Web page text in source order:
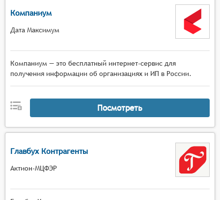
Компаниум
Дата Максимум
Компаниум — это бесплатный интернет-сервис для
получения информации об организациях и ИП в России.
Посмотреть
Главбух Контрагенты
Актион-МЦФЭР